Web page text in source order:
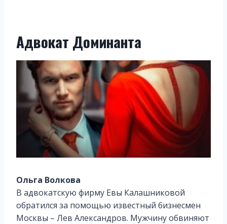
Адвокат Доминанта
Ольга Волкова
В адвокатскую фирму Евы Калашниковой
обратился за помощью известный бизнесмен
Москвы – Лев Александров. Мужчину обвиняют